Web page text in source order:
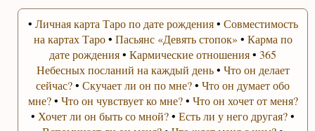
• Личная карта Таро по дате рождения• Совместимость
на картах Таро• Пасьянс «Девять стопок» • Карма по
дате рождения•Кармические отношения•365
Небесных посланий на каждый день• Что он делает
сейчас?•Скучает ли он по мне?•Что он думает обо
мне?• Что он чувствует ко мне?• Что он хочет от меня?
• Хочет ли он быть со мной?•Есть ли у него другая?•